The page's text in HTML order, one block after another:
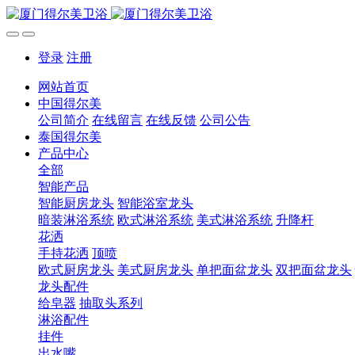
登录 注册
网站首页
中国得尔美
公司简介 在线留言 在线反馈 公司公告
泰国得尔美
产品中心
全部
智能产品
智能厨房龙头 智能浴室龙头
暗装淋浴系统 欧式淋浴系统 美式淋浴系统 升降杆
花洒
手持花洒 顶喷
欧式厨房龙头 美式厨房龙头 单把面盆龙头 双把面盆龙头
龙头配件
给皂器 抽取头系列
淋浴配件
挂件